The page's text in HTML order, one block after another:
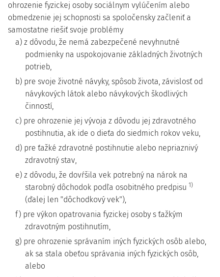
ohrozenie fyzickej osoby sociálnym vylúčením alebo
obmedzenie jej schopnosti sa spoločensky začleniť a
samostatne riešiť svoje problémy
a) z dôvodu, že nemá zabezpečené nevyhnutné
podmienky na uspokojovanie základných životných
potrieb,
b) pre svoje životné návyky, spôsob života, závislosť od
návykových látok alebo návykových škodlivých
činností,
c) pre ohrozenie jej vývoja z dôvodu jej zdravotného
postihnutia, ak ide o dieťa do siedmich rokov veku,
d) pre ťažké zdravotné postihnutie alebo nepriaznivý
zdravotný stav,
e) z dôvodu, že dovŕšila vek potrebný na nárok na
starobný dôchodok podľa osobitného predpisu 1)
(ďalej len "dôchodkový vek"),
f) pre výkon opatrovania fyzickej osoby s ťažkým
zdravotným postihnutím,
g) pre ohrozenie správaním iných fyzických osôb alebo,
ak sa stala obeťou správania iných fyzických osôb,
alebo